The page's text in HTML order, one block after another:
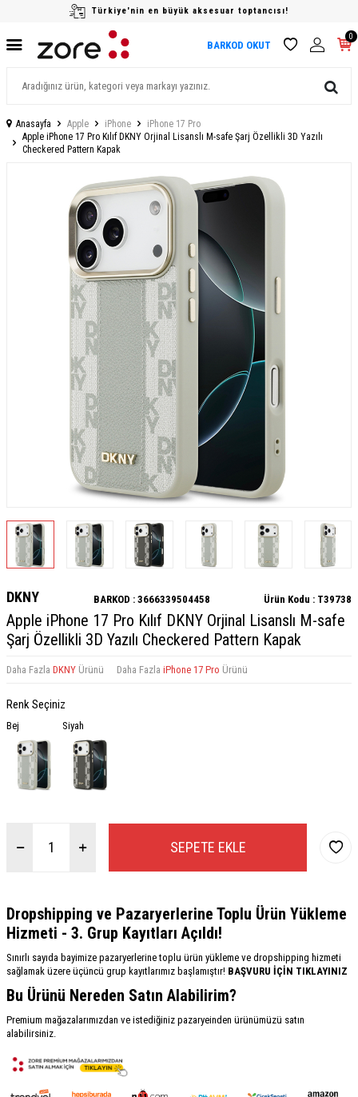
Türkiye'nin en büyük aksesuar toptancısı!
BARKOD OKUT
0
Anasayfa Apple iPhone
iPhone 17 Pro
Apple iPhone 17 Pro Kılıf DKNY Orjinal Lisanslı M-safe Şarj Özellikli 3D Yazılı
Checkered Pattern Kapak
DKNY BARKOD : 3666339504458 Ürün Kodu : T39738
Apple iPhone 17 Pro Kılıf DKNY Orjinal Lisanslı M-safe
Şarj Özellikli 3D Yazılı Checkered Pattern Kapak
Daha Fazla DKNY Ürünü Daha Fazla iPhone 17 Pro Ürünü
Renk Seçiniz
Bej Siyah
SEPETE EKLE
Dropshipping ve Pazaryerlerine Toplu Ürün Yükleme
Hizmeti - 3. Grup Kayıtları Açıldı!
Sınırlı sayıda bayimize pazaryerlerine toplu ürün yükleme ve dropshipping hizmeti
sağlamak üzere üçüncü grup kayıtlarımız başlamıştır! BAŞVURU İÇİN TIKLAYINIZ
Bu Ürünü Nereden Satın Alabilirim?
Premium mağazalarımızdan ve istediğiniz pazaryeinden ürünümüzü satın
alabilirsiniz.